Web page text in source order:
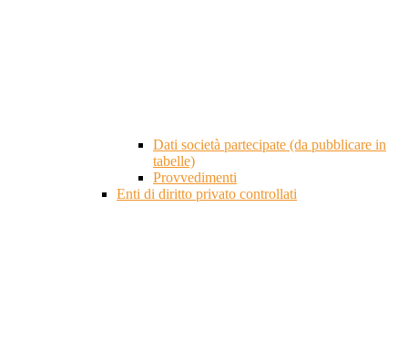
Dati società partecipate (da pubblicare in
tabelle)
Provvedimenti
Enti di diritto privato controllati